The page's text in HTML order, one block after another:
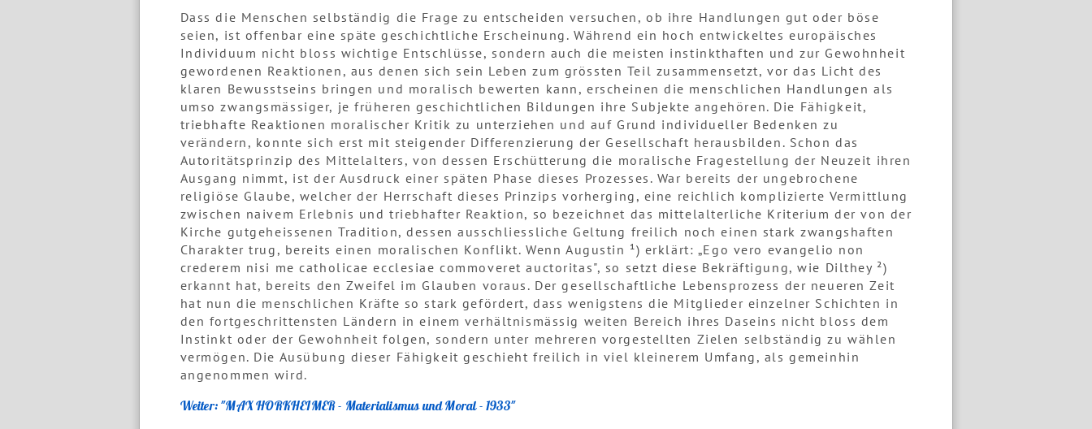
Dass die Menschen selbständig die Frage zu entscheiden versuchen, ob ihre Handlungen gut oder böse
seien, ist offenbar eine späte geschichtliche Erscheinung. Während ein hoch entwickeltes europäisches
Individuum nicht bloss wichtige Entschlüsse, sondern auch die meisten instinkthaften und zur Gewohnheit
gewordenen Reaktionen, aus denen sich sein Leben zum grössten Teil zusammensetzt, vor das Licht des
klaren Bewusstseins bringen und moralisch bewerten kann, erscheinen die menschlichen Handlungen als
umso zwangsmässiger, je früheren geschichtlichen Bildungen ihre Subjekte angehören. Die Fähigkeit,
triebhafte Reaktionen moralischer Kritik zu unterziehen und auf Grund individueller Bedenken zu
verändern, konnte sich erst mit steigender Differenzierung der Gesellschaft herausbilden. Schon das
Autoritätsprinzip des Mittelalters, von dessen Erschütterung die moralische Fragestellung der Neuzeit ihren
Ausgang nimmt, ist der Ausdruck einer späten Phase dieses Prozesses. War bereits der ungebrochene
religiöse Glaube, welcher der Herrschaft dieses Prinzips vorherging, eine reichlich komplizierte Vermittlung
zwischen naivem Erlebnis und triebhafter Reaktion, so bezeichnet das mittelalterliche Kriterium der von der
Kirche gutgeheissenen Tradition, dessen ausschliessliche Geltung freilich noch einen stark zwangshaften
Charakter trug, bereits einen moralischen Konflikt. Wenn Augustin ¹) erklärt: „Ego vero evangelio non
crederem nisi me catholicae ecclesiae commoveret auctoritas", so setzt diese Bekräftigung, wie Dilthey ²)
erkannt hat, bereits den Zweifel im Glauben voraus. Der gesellschaftliche Lebensprozess der neueren Zeit
hat nun die menschlichen Kräfte so stark gefördert, dass wenigstens die Mitglieder einzelner Schichten in
den fortgeschrittensten Ländern in einem verhältnismässig weiten Bereich ihres Daseins nicht bloss dem
Instinkt oder der Gewohnheit folgen, sondern unter mehreren vorgestellten Zielen selbständig zu wählen
vermögen. Die Ausübung dieser Fähigkeit geschieht freilich in viel kleinerem Umfang, als gemeinhin
angenommen wird.
Weiter: "MAX HORKHEIMER - Materialismus und Moral - 1933"